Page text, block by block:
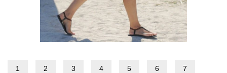
1 2 3 4 5 6 7